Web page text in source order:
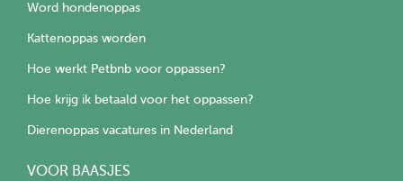
Word hondenoppas
Kattenoppas worden
Hoe werkt Petbnb voor oppassen?
Hoe krijg ik betaald voor het oppassen?
Dierenoppas vacatures in Nederland
VOOR BAASJES